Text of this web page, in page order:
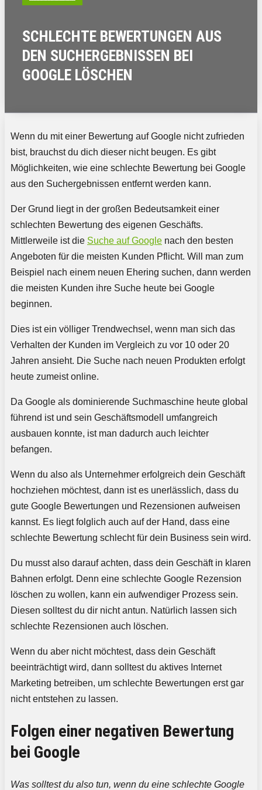
SCHLECHTE BEWERTUNGEN AUS
DEN SUCHERGEBNISSEN BEI
GOOGLE LÖSCHEN
Wenn du mit einer Bewertung auf Google nicht zufrieden
bist, brauchst du dich dieser nicht beugen. Es gibt
Möglichkeiten, wie eine schlechte Bewertung bei Google
aus den Suchergebnissen entfernt werden kann.
Der Grund liegt in der großen Bedeutsamkeit einer
schlechten Bewertung des eigenen Geschäfts.
Mittlerweile ist die Suche auf Google nach den besten
Angeboten für die meisten Kunden Pflicht. Will man zum
Beispiel nach einem neuen Ehering suchen, dann werden
die meisten Kunden ihre Suche heute bei Google
beginnen.
Dies ist ein völliger Trendwechsel, wenn man sich das
Verhalten der Kunden im Vergleich zu vor 10 oder 20
Jahren ansieht. Die Suche nach neuen Produkten erfolgt
heute zumeist online.
Da Google als dominierende Suchmaschine heute global
führend ist und sein Geschäftsmodell umfangreich
ausbauen konnte, ist man dadurch auch leichter
befangen.
Wenn du also als Unternehmer erfolgreich dein Geschäft
hochziehen möchtest, dann ist es unerlässlich, dass du
gute Google Bewertungen und Rezensionen aufweisen
kannst. Es liegt folglich auch auf der Hand, dass eine
schlechte Bewertung schlecht für dein Business sein wird.
Du musst also darauf achten, dass dein Geschäft in klaren
Bahnen erfolgt. Denn eine schlechte Google Rezension
löschen zu wollen, kann ein aufwendiger Prozess sein.
Diesen solltest du dir nicht antun. Natürlich lassen sich
schlechte Rezensionen auch löschen.
Wenn du aber nicht möchtest, dass dein Geschäft
beeinträchtigt wird, dann solltest du aktives Internet
Marketing betreiben, um schlechte Bewertungen erst gar
nicht entstehen zu lassen.
Folgen einer negativen Bewertung
bei Google
Was solltest du also tun, wenn du eine schlechte Google